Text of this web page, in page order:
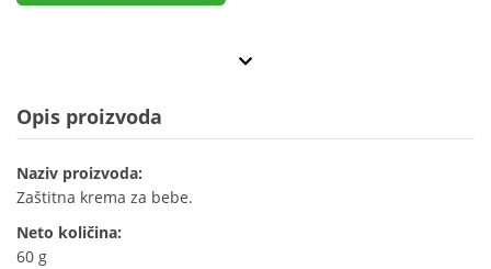
Opis proizvoda
Naziv proizvoda:
Zaštitna krema za bebe.
Neto količina:
60 g